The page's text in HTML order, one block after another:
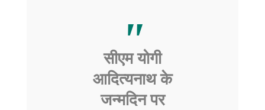
सीएम योगी
आदित्यनाथ के
जन्मदिन पर